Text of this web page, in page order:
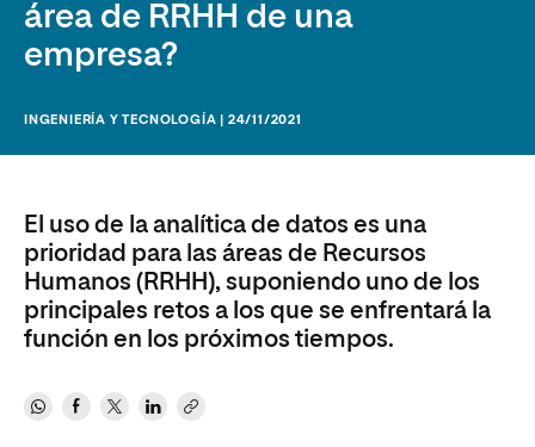
área de RRHH de una
empresa?
INGENIERÍA Y TECNOLOGÍA | 24/11/2021
El uso de la analítica de datos es una
prioridad para las áreas de Recursos
Humanos (RRHH), suponiendo uno de los
principales retos a los que se enfrentará la
función en los próximos tiempos.